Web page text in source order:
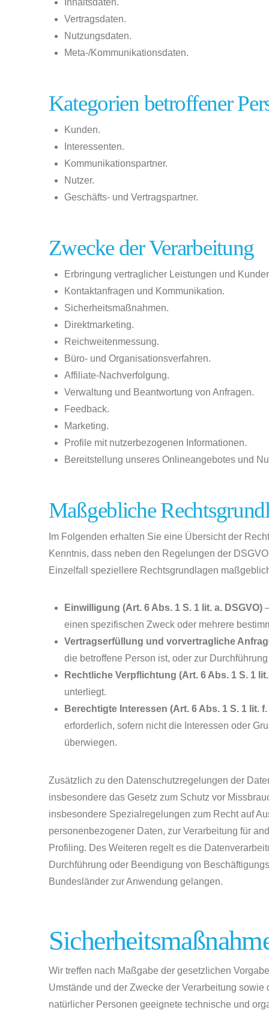
Inhaltsdaten.
Vertragsdaten.
Nutzungsdaten.
Meta-/Kommunikationsdaten.
Kategorien betroffener
Kunden.
Interessenten.
Kommunikationspartner.
Nutzer.
Geschäfts- und Vertragspartner.
Zwecke der Verarbeitung
Erbringung vertraglicher Leistungen und
Kontaktanfragen und Kommunikation.
Sicherheitsmaßnahmen.
Direktmarketing.
Reichweitenmessung.
Büro- und Organisationsverfahren.
Affiliate-Nachverfolgung.
Verwaltung und Beantwortung von Anfragen.
Feedback.
Marketing.
Profile mit nutzerbezogenen Informationen.
Bereitstellung unseres Onlineangebotes und
Maßgebliche
Im Folgenden erhalten Sie eine Übersicht der
Kenntnis, dass neben den Regelungen der
Einzelfall speziellere Rechtsgrundlagen
Einwilligung (Art. 6 Abs. 1 S. 1 lit. a. DSGVO)
einen spezifischen Zweck oder mehrere
Vertragserfüllung und vorvertragliche
die betroffene Person ist, oder zur
Rechtliche Verpflichtung (Art. 6 Abs. 1 S. 1
unterliegt.
Berechtigte Interessen (Art. 6 Abs. 1 S. 1 lit. f.
erforderlich, sofern nicht die Interessen oder
überwiegen.
Zusätzlich zu den Datenschutzregelungen der
insbesondere das Gesetz zum Schutz vor
insbesondere Spezialregelungen zum Recht auf
personenbezogener Daten, zur Verarbeitung für
Profiling. Des Weiteren regelt es die
Durchführung oder Beendigung von
Bundesländer zur Anwendung gelangen.
Wir treffen nach Maßgabe der gesetzlichen
Umstände und der Zwecke der Verarbeitung
natürlicher Personen geeignete technische und